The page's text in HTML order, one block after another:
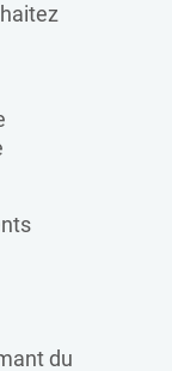
du